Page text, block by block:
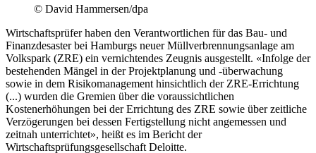
© David Hammersen/dpa
Wirtschaftsprüfer haben den Verantwortlichen für das Bau- und
Finanzdesaster bei Hamburgs neuer Müllverbrennungsanlage am
Volkspark (ZRE) ein vernichtendes Zeugnis ausgestellt. «Infolge der
bestehenden Mängel in der Projektplanung und -überwachung
sowie in dem Risikomanagement hinsichtlich der ZRE-Errichtung
(...) wurden die Gremien über die voraussichtlichen
Kostenerhöhungen bei der Errichtung des ZRE sowie über zeitliche
Verzögerungen bei dessen Fertigstellung nicht angemessen und
zeitnah unterrichtet», heißt es im Bericht der
Wirtschaftsprüfungsgesellschaft Deloitte.